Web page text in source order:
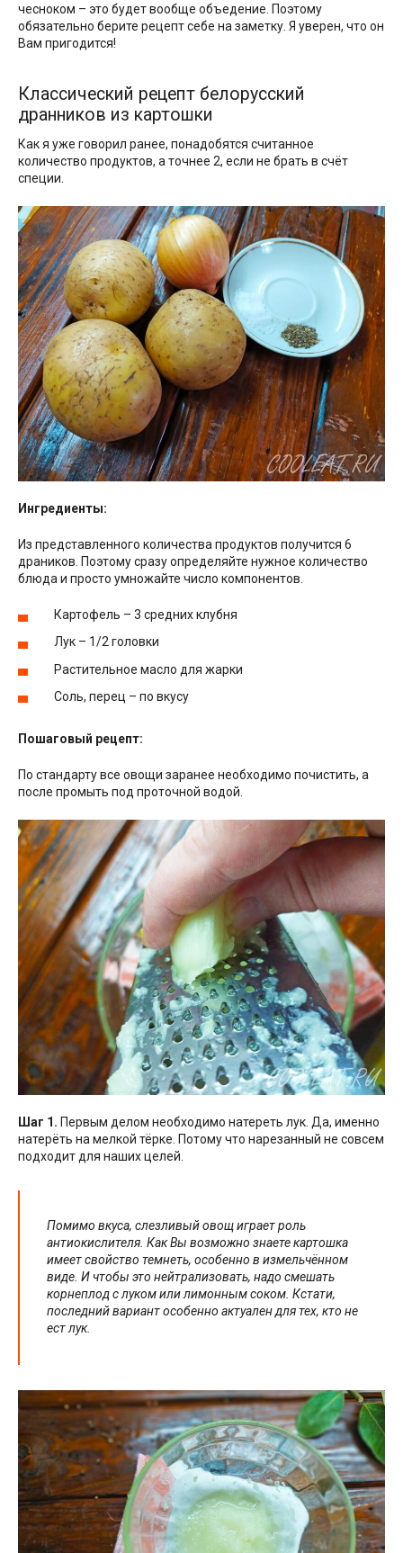
чесноком – это будет вообще объедение. Поэтому
обязательно берите рецепт себе на заметку. Я уверен, что он
Вам пригодится!
Классический рецепт белорусский
дранников из картошки
Как я уже говорил ранее, понадобятся считанное
количество продуктов, а точнее 2, если не брать в счёт
специи.
Ингредиенты:
Из представленного количества продуктов получится 6
драников. Поэтому сразу определяйте нужное количество
блюда и просто умножайте число компонентов.
Картофель – 3 средних клубня
Лук – 1/2 головки
Растительное масло для жарки
Соль, перец – по вкусу
Пошаговый рецепт:
По стандарту все овощи заранее необходимо почистить, а
после промыть под проточной водой.
Шаг 1. Первым делом необходимо натереть лук. Да, именно
натерёть на мелкой тёрке. Потому что нарезанный не совсем
подходит для наших целей.
Помимо вкуса, слезливый овощ играет роль
антиокислителя. Как Вы возможно знаете картошка
имеет свойство темнеть, особенно в измельчённом
виде. И чтобы это нейтрализовать, надо смешать
корнеплод с луком или лимонным соком. Кстати,
последний вариант особенно актуален для тех, кто не
ест лук.